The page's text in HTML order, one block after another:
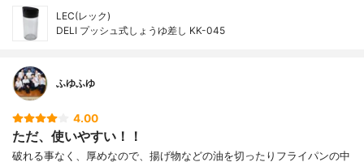
LEC(レック)
DELI プッシュ式しょうゆ差し KK-045
ふゆふゆ
4.00
ただ、使いやすい！！
破れる事なく、厚めなので、揚げ物などの油を切ったりフライパンの中